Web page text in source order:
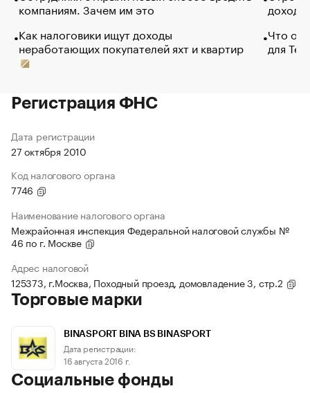
компаниям. Зачем им это
Как налоговики ищут доходы
неработающих покупателей яхт и квартир
Что
для
Регистрация ФНС
Дата регистрации
27 октября 2010
Код налогового органа
7746
Наименование налогового органа
Межрайонная инспекция Федеральной налоговой службы №
46 по г. Москве
Адрес налоговой
125373, г.Москва, Походный проезд, домовладение 3, стр.2
Торговые марки
BINASPORT BINA BS BINASPORT
Дата регистрации:
16 августа 2016 г.
Социальные фонды